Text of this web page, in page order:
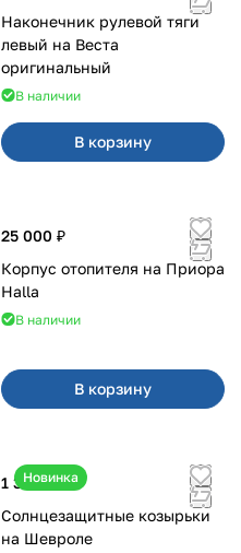
Наконечник рулевой тяги
левый на Веста
оригинальный
В наличии
В корзину
25 000 ₽
Корпус отопителя на Приора
Halla
В наличии
В корзину
Новинка
1 350 ₽
Солнцезащитные козырьки
на Шевроле